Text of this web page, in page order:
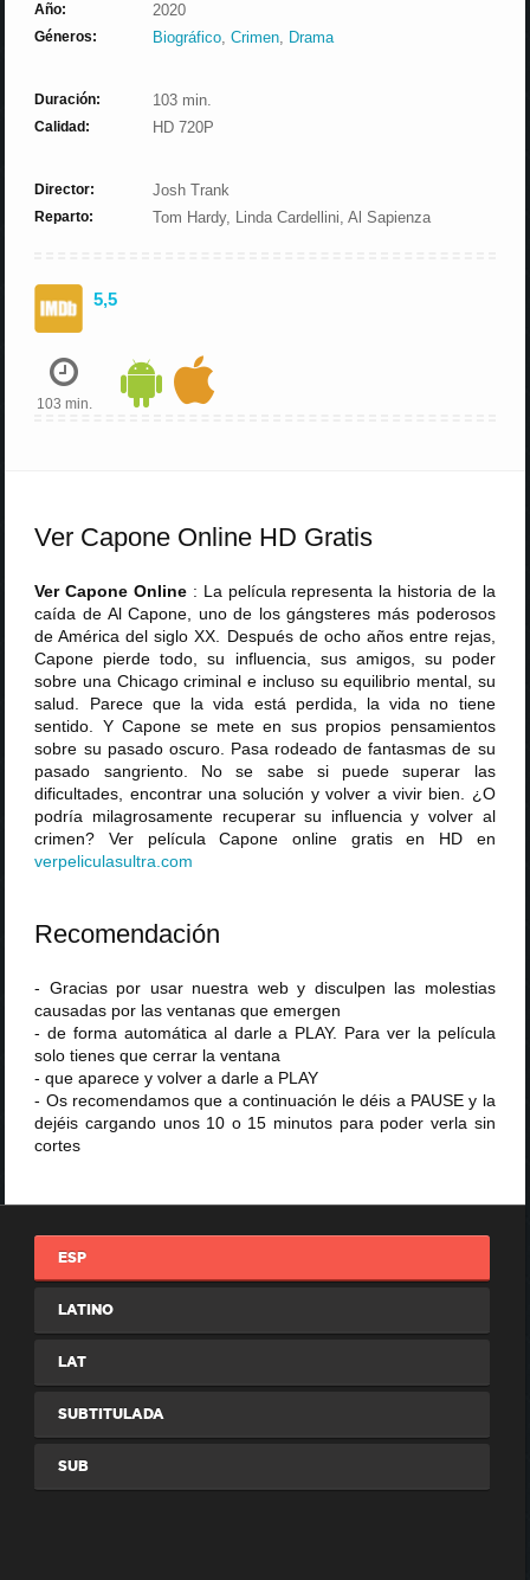
Año: 2020
Géneros: Biográfico,Crimen, Drama
Duración: 103 min.
Calidad: HD 720P
Director: Josh Trank
Reparto: Tom Hardy, Linda Cardellini, Al Sapienza
5,5
103 min.
Ver Capone Online HD Gratis
Ver Capone Online : La película representa la historia de la
caída de Al Capone, uno de los gángsteres más poderosos
de América del siglo XX. Después de ocho años entre rejas,
Capone pierde todo, su influencia, sus amigos, su poder
sobre una Chicago criminal e incluso su equilibrio mental, su
salud. Parece que la vida está perdida, la vida no tiene
sentido. Y Capone se mete en sus propios pensamientos
sobre su pasado oscuro. Pasa rodeado de fantasmas de su
pasado sangriento. No se sabe si puede superar las
dificultades, encontrar una solución y volver a vivir bien. ¿O
podría milagrosamente recuperar su influencia y volver al
crimen? Ver película Capone online gratis en HD en
verpeliculasultra .com
Recomendación
- Gracias por usar nuestra web y disculpen las molestias
causadas por las ventanas que emergen
- de forma automática al darle a PLAY. Para ver la película
solo tienes que cerrar la ventana
- que aparece y volver a darle a PLAY
- Os recomendamos que a continuación le déis a PAUSE y la
dejéis cargando unos 10 o 15 minutos para poder verla sin
cortes
ESP
LATINO
LAT
SUBTITULADA
SUB